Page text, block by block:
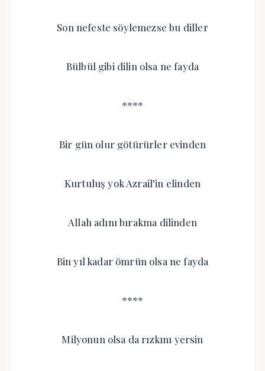
Son nefeste söylemezse bu diller
Bülbül gibi dilin olsa ne fayda
****
Bir gün olur götürürler evinden
Kurtuluş yok Azrail’in elinden
Allah adını bırakma dilinden
Bin yıl kadar ömrün olsa ne fayda
****
Milyonun olsa da rızkını yersin